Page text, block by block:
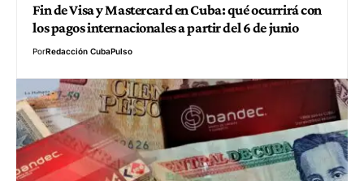
Fin de Visa y Mastercard en Cuba: qué ocurrirá con
los pagos internacionales a partir del 6 de junio
PorRedacción CubaPulso